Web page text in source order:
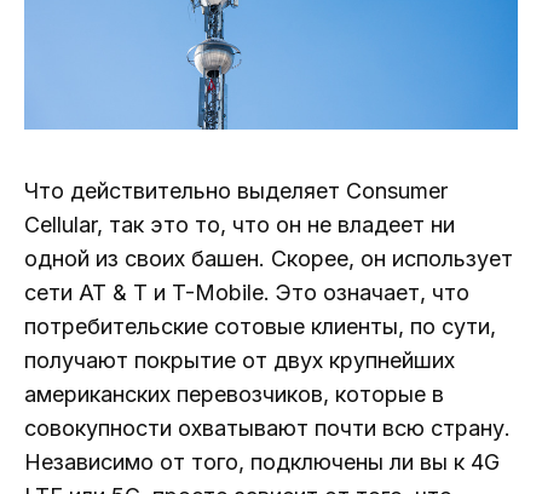
Что действительно выделяет Consumer
Cellular, так это то, что он не владеет ни
одной из своих башен. Скорее, он использует
сети AT & T и T-Mobile. Это означает, что
потребительские сотовые клиенты, по сути,
получают покрытие от двух крупнейших
американских перевозчиков, которые в
совокупности охватывают почти всю страну.
Независимо от того, подключены ли вы к 4G